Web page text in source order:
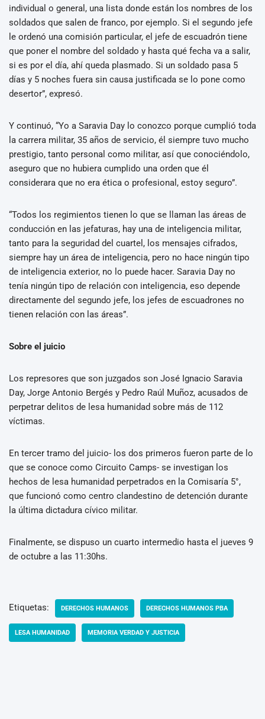
individual o general, una lista donde están los nombres de los
soldados que salen de franco, por ejemplo. Si el segundo jefe
le ordenó una comisión particular, el jefe de escuadrón tiene
que poner el nombre del soldado y hasta qué fecha va a salir,
si es por el día, ahí queda plasmado. Si un soldado pasa 5
días y 5 noches fuera sin causa justificada se lo pone como
desertor”, expresó.
Y continuó, “Yo a Saravia Day lo conozco porque cumplió toda
la carrera militar, 35 años de servicio, él siempre tuvo mucho
prestigio, tanto personal como militar, así que conociéndolo,
aseguro que no hubiera cumplido una orden que él
considerara que no era ética o profesional, estoy seguro”.
“Todos los regimientos tienen lo que se llaman las áreas de
conducción en las jefaturas, hay una de inteligencia militar,
tanto para la seguridad del cuartel, los mensajes cifrados,
siempre hay un área de inteligencia, pero no hace ningún tipo
de inteligencia exterior, no lo puede hacer. Saravia Day no
tenía ningún tipo de relación con inteligencia, eso depende
directamente del segundo jefe, los jefes de escuadrones no
tienen relación con las áreas”.
Sobre el juicio
Los represores que son juzgados son José Ignacio Saravia
Day, Jorge Antonio Bergés y Pedro Raúl Muñoz, acusados de
perpetrar delitos de lesa humanidad sobre más de 112
víctimas.
En tercer tramo del juicio- los dos primeros fueron parte de lo
que se conoce como Circuito Camps- se investigan los
hechos de lesa humanidad perpetrados en la Comisaría 5°,
que funcionó como centro clandestino de detención durante
la última dictadura cívico militar.
Finalmente, se dispuso un cuarto intermedio hasta el jueves 9
de octubre a las 11:30hs.
Etiquetas: DERECHOS HUMANOS DERECHOS HUMANOS PBA
LESA HUMANIDAD MEMORIA VERDAD Y JUSTICIA